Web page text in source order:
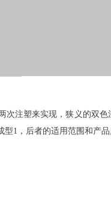
注塑来实现，狭义的双
1，后者的适用范围和产